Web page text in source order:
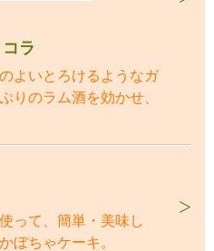
ラ
よいとろけるようなガ
りのラム酒を効かせ、
って、簡単・美味し
ぼちゃケーキ。